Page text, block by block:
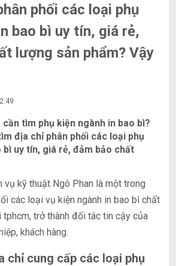
phối các loại phụ
bao bì uy tín, giá rẻ,
lượng sản phẩm? Vậy
cần tìm phụ kiện ngành in bao bì?
địa chỉ phân phối các loại phụ
bì uy tín, giá rẻ, đảm bảo chất
vụ kỹ thuật Ngô Phan là một trong
các loại vụ kiện ngành in bao bì chất
trở thành đối tác tin cậy của
khách hàng.
chỉ cung cấp các loại phụ